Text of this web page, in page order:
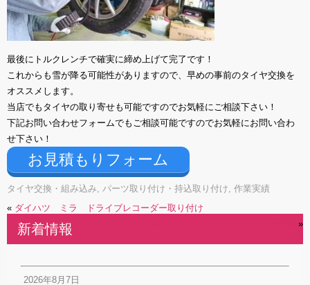
最後にトルクレンチで確実に締め上げて完了です！
これからも雪が降る可能性がありますので、早めの事前のタイヤ交換を
オススメします。
当店でもタイヤの取り寄せも可能ですのでお気軽にご相談下さい！
下記お問い合わせフォームでもご相談可能ですのでお気軽にお問い合わ
せ下さい！
お見積もりフォーム
タイヤ交換・組み込み, パーツ取り付け・持込取り付け, 作業実績
« ダイハツ ミラ ドライブレコーダー取り付け
»
新着情報
2026年8月7日